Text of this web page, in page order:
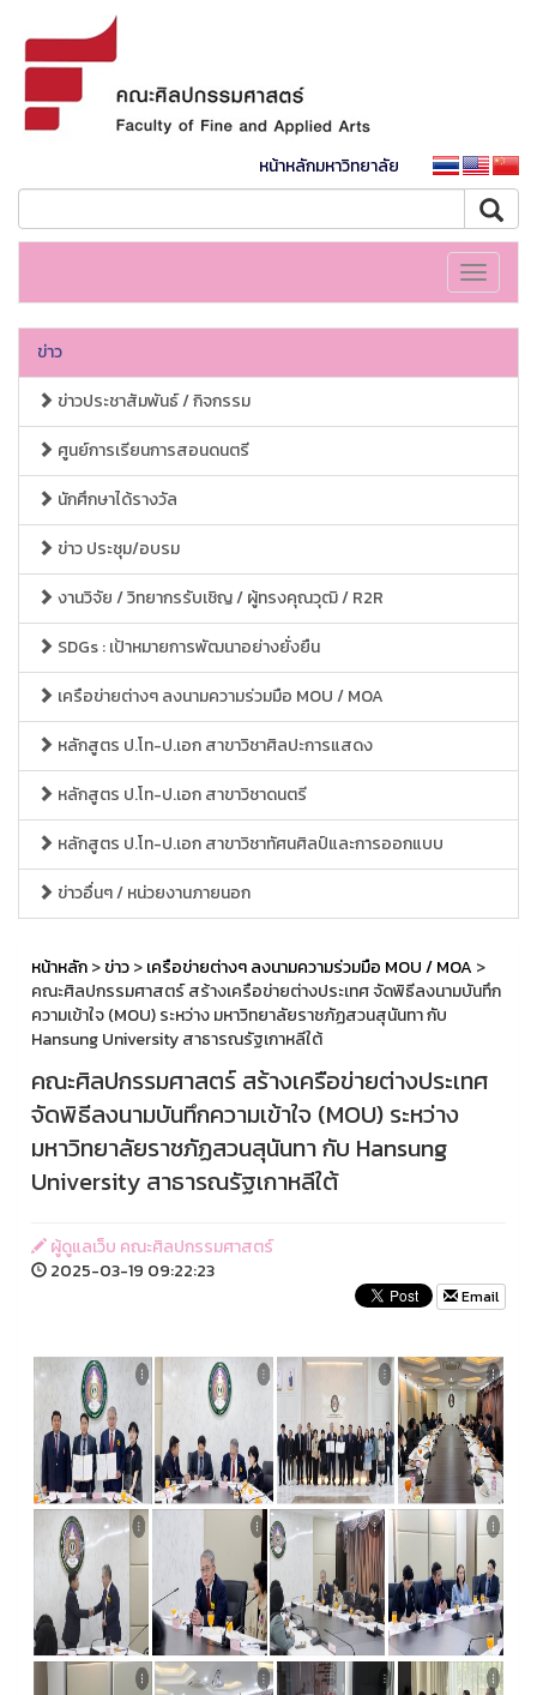
หน้าหลักมหาวิทยาลัย
Toggle
ข่าว
ข่าวประชาสัมพันธ์ / กิจกรรม
ศูนย์การเรียนการสอนดนตรี
นักศึกษาได้รางวัล
ข่าว ประชุม/อบรม
งานวิจัย / วิทยากรรับเชิญ / ผู้ทรงคุณวุฒิ / R2R
SDGs : เป้าหมายการพัฒนาอย่างยั่งยืน
เครือข่ายต่างๆ ลงนามความร่วมมือ MOU / MOA
หลักสูตร ป.โท-ป.เอก สาขาวิชาศิลปะการแสดง
หลักสูตร ป.โท-ป.เอก สาขาวิชาดนตรี
หลักสูตร ป.โท-ป.เอก สาขาวิชาทัศนศิลป์และการออกแบบ
ข่าวอื่นๆ / หน่วยงานภายนอก
หน้าหลัก>ข่าว>เครือข่ายต่างๆ ลงนามความร่วมมือ MOU / MOA >
คณะศิลปกรรมศาสตร์ สร้างเครือข่ายต่างประเทศ จัดพิธีลงนามบันทึก
ความเข้าใจ (MOU) ระหว่าง มหาวิทยาลัยราชภัฏสวนสุนันทา กับ
Hansung University สาธารณรัฐเกาหลีใต้
คณะศิลปกรรมศาสตร์ สร้างเครือข่ายต่างประเทศ
จัดพิธีลงนามบันทึกความเข้าใจ (MOU) ระหว่าง
มหาวิทยาลัยราชภัฏสวนสุนันทา กับ Hansung
University สาธารณรัฐเกาหลีใต้
ผู้ดูแลเว็บ คณะศิลปกรรมศาสตร์
2025-03-19 09:22:23
Email